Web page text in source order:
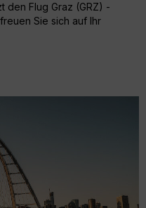
den Flug Graz (GRZ) -
Sie sich auf Ihr